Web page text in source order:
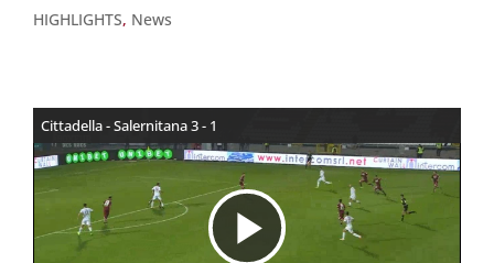
HIGHLIGHTS, News
Cittadella - Salernitana 3 - 1
R